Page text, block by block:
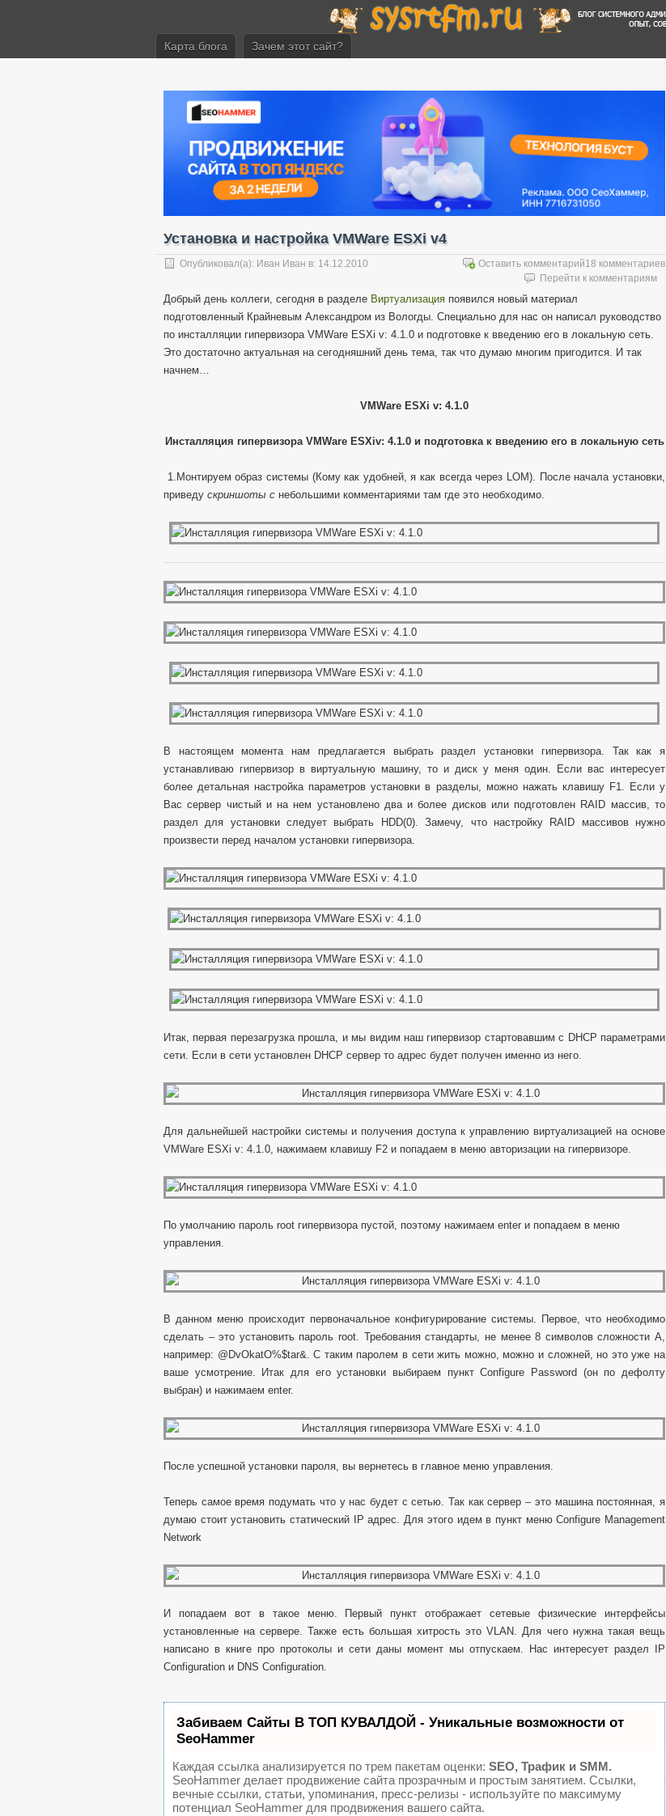
Карта блога Зачем этот сайт?
Установка и настройка VMWare ESXi v4
Опубликовал(а): Иван Иван в: 14.12.2010 Оставить комментарий18 комментариев
Перейти к комментариям
Добрый день коллеги, сегодня в разделе Виртуализация появился новый материал
подготовленный Крайневым Александром из Вологды. Специально для нас он написал руководство
по инсталляции гипервизора VMWare ESXi v: 4.1.0 и подготовке к введению его в локальную сеть.
Это достаточно актуальная на сегодняшний день тема, так что думаю многим пригодится. И так
начнем…
VMWare ESXi v: 4.1.0
Инсталляция гипервизора VMWare ESXiv: 4.1.0 и подготовка к введению его в локальную сеть
1.Монтируем образ системы (Кому как удобней, я как всегда через LOM). После начала установки,
приведу скриншоты с небольшими комментариями там где это необходимо.
В настоящем момента нам предлагается выбрать раздел установки гипервизора. Так как я
устанавливаю гипервизор в виртуальную машину, то и диск у меня один. Если вас интересует
более детальная настройка параметров установки в разделы, можно нажать клавишу F1. Если у
Вас сервер чистый и на нем установлено два и более дисков или подготовлен RAID массив, то
раздел для установки следует выбрать HDD(0). Замечу, что настройку RAID массивов нужно
произвести перед началом установки гипервизора.
Итак, первая перезагрузка прошла, и мы видим наш гипервизор стартовавшим с DHCP параметрами
сети. Если в сети установлен DHCP сервер то адрес будет получен именно из него.
Для дальнейшей настройки системы и получения доступа к управлению виртуализацией на основе
VMWare ESXi v: 4.1.0, нажимаем клавишу F2 и попадаем в меню авторизации на гипервизоре.
По умолчанию пароль root гипервизора пустой, поэтому нажимаем enter и попадаем в меню
управления.
В данном меню происходит первоначальное конфигурирование системы. Первое, что необходимо
сделать – это установить пароль root. Требования стандарты, не менее 8 символов сложности А,
например: @DvOkatO%$tar&. С таким паролем в сети жить можно, можно и сложней, но это уже на
ваше усмотрение. Итак для его установки выбираем пункт Configure Password (он по дефолту
выбран) и нажимаем enter.
После успешной установки пароля, вы вернетесь в главное меню управления.
Теперь самое время подумать что у нас будет с сетью. Так как сервер – это машина постоянная, я
думаю стоит установить статический IP адрес. Для этого идем в пункт меню Configure Management
Network
И попадаем вот в такое меню. Первый пункт отображает сетевые физические интерфейсы
установленные на сервере. Также есть большая хитрость это VLAN. Для чего нужна такая вещь
написано в книге про протоколы и сети даны момент мы отпускаем. Нас интересует раздел IP
Configuration и DNS Configuration.
Забиваем Сайты В ТОП КУВАЛДОЙ - Уникальные возможности от
SeoHammer
Каждая ссылка анализируется по трем пакетам оценки: SEO, Трафик и SMM.
SeoHammer делает продвижение сайта прозрачным и простым занятием. Ссылки,
вечные ссылки, статьи, упоминания, пресс-релизы - используйте по максимуму
потенциал SeoHammer для продвижения вашего сайта.